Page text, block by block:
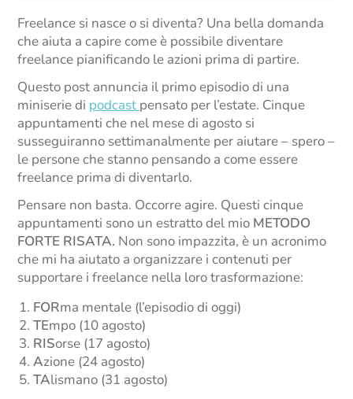
Freelance si nasce o si diventa? Una bella domanda
che aiuta a capire come è possibile diventare
freelance pianificando le azioni prima di partire.
Questo post annuncia il primo episodio di una
miniserie di podcast pensato per l’estate. Cinque
appuntamenti che nel mese di agosto si
susseguiranno settimanalmente per aiutare – spero –
le persone che stanno pensando a come essere
freelance prima di diventarlo.
Pensare non basta. Occorre agire. Questi cinque
appuntamenti sono un estratto del mio METODO
FORTE RISATA. Non sono impazzita, è un acronimo
che mi ha aiutato a organizzare i contenuti per
supportare i freelance nella loro trasformazione:
FORma mentale (l’episodio di oggi)
TEmpo (10 agosto)
RISorse (17 agosto)
Azione (24 agosto)
TAlismano (31 agosto)